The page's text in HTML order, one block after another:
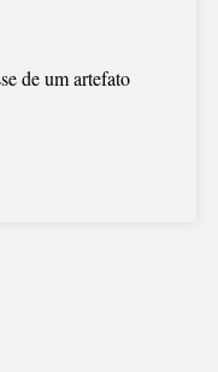
de um artefato